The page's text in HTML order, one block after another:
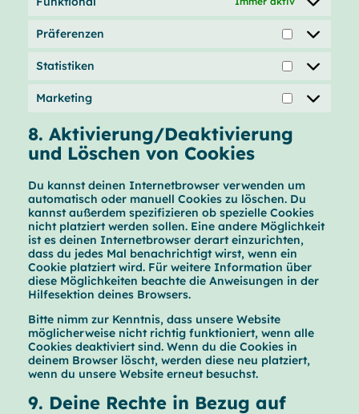
e
s
e
s
Präferenzen
Statistiken
k
e
n
Marketing
i
n
g
8. Aktivierung/Deaktivierung
und Löschen von Cookies
Du kannst deinen Internetbrowser verwenden um
automatisch oder manuell Cookies zu löschen. Du
kannst außerdem spezifizieren ob spezielle Cookies
nicht platziert werden sollen. Eine andere Möglichkeit
ist es deinen Internetbrowser derart einzurichten,
dass du jedes Mal benachrichtigt wirst, wenn ein
Cookie platziert wird. Für weitere Information über
diese Möglichkeiten beachte die Anweisungen in der
Hilfesektion deines Browsers.
Bitte nimm zur Kenntnis, dass unsere Website
möglicherweise nicht richtig funktioniert, wenn alle
Cookies deaktiviert sind. Wenn du die Cookies in
deinem Browser löscht, werden diese neu platziert,
wenn du unsere Website erneut besuchst.
9. Deine Rechte in Bezug auf